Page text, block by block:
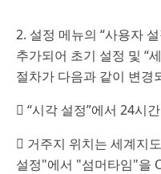
2. 설정 메뉴의 “사용자
추가되어 초기 설정 및 “
절차가 다음과 같이 변경
 “시각 설정”에서 24시
 거주지 위치는 세계지
설정"에서 "섬머타임"을